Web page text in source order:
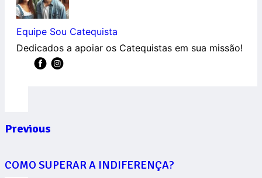
Equipe Sou Catequista
Dedicados a apoiar os Catequistas em sua missão!
Previous
COMO SUPERAR A INDIFERENÇA?